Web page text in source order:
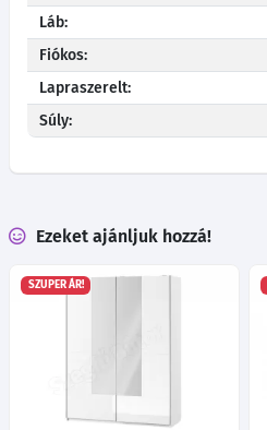
Láb:
Fiókos:
Lapraszerelt:
Súly:
Ezeket ajánljuk hozzá!
SZUPER ÁR!